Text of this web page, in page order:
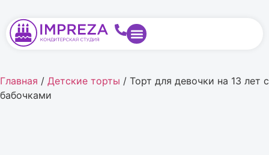
Главная / Детские торты / Торт для девочки на 13 лет с
бабочками